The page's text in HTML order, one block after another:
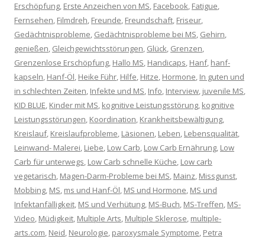
Erschöpfung, Erste Anzeichen von MS, Facebook, Fatigue,
Fernsehen, Filmdreh, Freunde, Freundschaft, Friseur,
Gedächtnisprobleme, Gedächtnisprobleme bei MS, Gehirn,
genießen, Gleichgewichtsstörungen, Glück, Grenzen,
Grenzenlose Erschöpfung, Hallo MS, Handicaps, Hanf, hanf-
kapseln, Hanf-Öl, Heike Führ, Hilfe, Hitze, Hormone, In guten und
in schlechten Zeiten, Infekte und MS, Info, Interview, juvenile MS,
KID BLUE, Kinder mit MS, kognitive Leistungsstörung, kognitive
Leistungsstörungen, Koordination, Krankheitsbewältigung,
Kreislauf, Kreislaufprobleme, Läsionen, Leben, Lebensqualität,
Leinwand- Malerei, Liebe, Low Carb, Low Carb Ernährung, Low
Carb für unterwegs, Low Carb schnelle Küche, Low carb
vegetarisch, Magen-Darm-Probleme bei MS, Mainz, Missgunst,
Mobbing, MS, ms und Hanf-Öl, MS und Hormone, MS und
Infektanfälligkeit, MS und Verhütung, MS-Buch, MS-Treffen, MS-
Video, Müdigkeit, Multiple Arts, Multiple Sklerose, multiple-
arts.com, Neid, Neurologie, paroxysmale Symptome, Petra